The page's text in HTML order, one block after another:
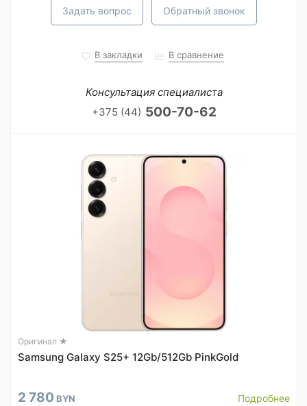
Задать вопрос Обратный звонок
В закладки В сравнение
Консультация специалиста
+375 (44) 500-70-62
Оригинал ★
Samsung Galaxy S25+ 12Gb/512Gb PinkGold
2 780 BYN Подробнее